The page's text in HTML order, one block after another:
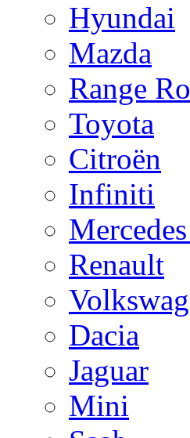
Hyundai
Mazda
Range
Toyota
Citroën
Infiniti
Renault
Dacia
Jaguar
Mini